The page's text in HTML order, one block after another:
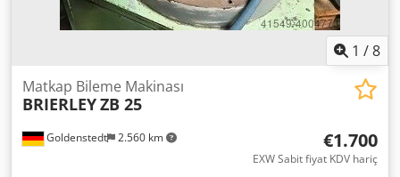
1 /8
Goldenstedt 2.560 km
Matkap Bileme Makinası
BRIERLEYZB 25
€1.700
EXW Sabit fiyat KDV hariç